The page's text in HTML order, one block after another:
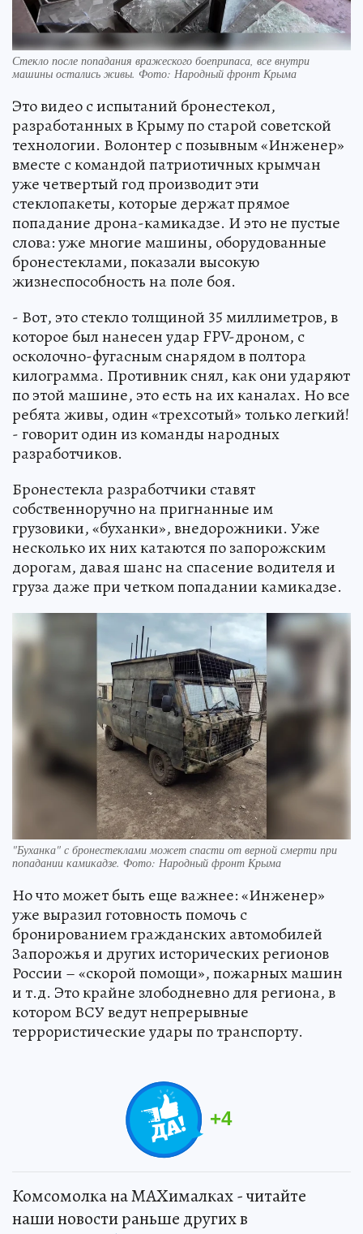
Стекло после попадания вражеского боеприпаса, все внутри
машины остались живы. Фото: Народный фронт Крыма
Это видео с испытаний бронестекол,
разработанных в Крыму по старой советской
технологии. Волонтер с позывным «Инженер»
вместе с командой патриотичных крымчан
уже четвертый год производит эти
стеклопакеты, которые держат прямое
попадание дрона-камикадзе. И это не пустые
слова: уже многие машины, оборудованные
бронестеклами, показали высокую
жизнеспособность на поле боя.
- Вот, это стекло толщиной 35 миллиметров, в
которое был нанесен удар FPV-дроном, с
осколочно-фугасным снарядом в полтора
килограмма. Противник снял, как они ударяют
по этой машине, это есть на их каналах. Но все
ребята живы, один «трехсотый» только легкий!
- говорит один из команды народных
разработчиков.
Бронестекла разработчики ставят
собственноручно на пригнанные им
грузовики, «буханки», внедорожники. Уже
несколько их них катаются по запорожским
дорогам, давая шанс на спасение водителя и
груза даже при четком попадании камикадзе.
"Буханка" с бронестеклами может спасти от верной смерти при
попадании камикадзе. Фото: Народный фронт Крыма
Но что может быть еще важнее: «Инженер»
уже выразил готовность помочь с
бронированием гражданских автомобилей
Запорожья и других исторических регионов
России – «скорой помощи», пожарных машин
и т.д. Это крайне злободневно для региона, в
котором ВСУ ведут непрерывные
террористические удары по транспорту.
+4
Комсомолка на MAXималках - читайте
наши новости раньше других в